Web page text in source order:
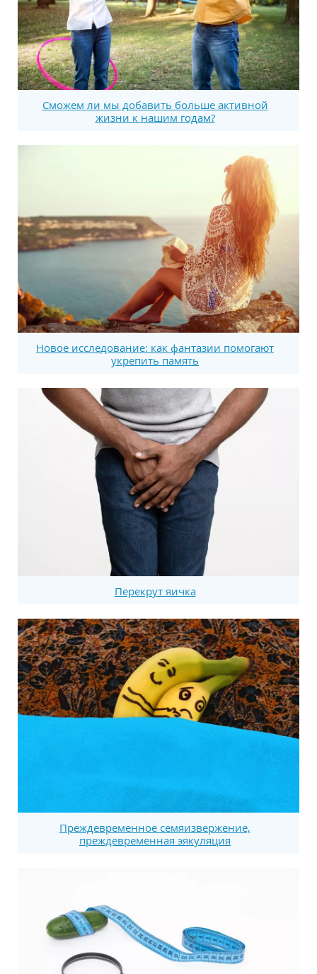
Сможем ли мы добавить больше активной
жизни к нашим годам?
Новое исследование: как фантазии помогают
укрепить память
Перекрут яичка
Преждевременное семяизвержение,
преждевременная эякуляция